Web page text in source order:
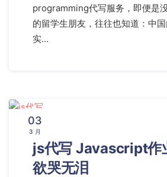
programming代写服务，即便是
的留学生朋友，往往也知道：中
实…
03
3 月
js代写 Javascript作
欲哭无泪